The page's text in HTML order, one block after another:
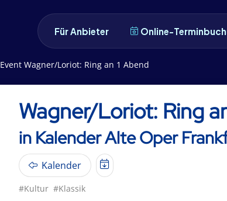
Für Anbieter Online-
Event Wagner/Loriot: Ring an 1 Abend
Wagner/Loriot: Ring
in Kalender Alte Oper
Kalender
#Kultur #Klassik